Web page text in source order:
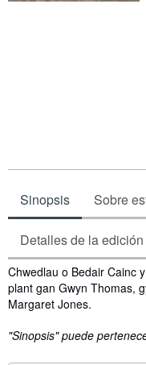
Sinopsis Sobre
Detalles de la edición
Sinopsis
Chwedlau o Bedair Cainc
plant gan Gwyn Thomas,
Margaret Jones.
"Sinopsis" puede